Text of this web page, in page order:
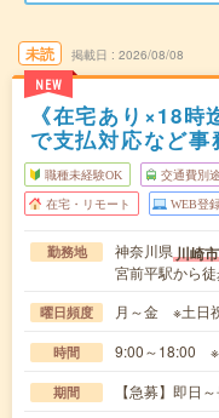
未読
NEW
掲載日 2026/08/08
《在宅あり×18
で支払対応など事
職種未経験OK 交通費別
在宅・リモート WEB登
勤務地 神奈川県川崎
宮前平駅から
曜日頻度 月～金 ※土日
時間 9:00～18:00 ※
期間 【急募】即日